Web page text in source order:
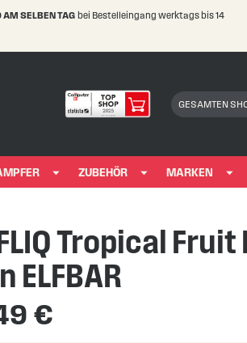
AM SELBEN TAG bei Bestelleingang werktags bis 14
ZUBEHÖR MARKEN
Tropical Fruit
ELFBAR
€